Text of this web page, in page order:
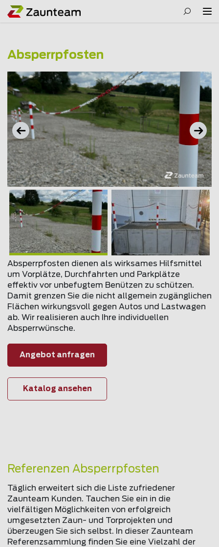
Absperrpfosten
Absperrpfosten dienen als wirksames Hilfsmittel
um Vorplätze, Durchfahrten und Parkplätze
effektiv vor unbefugtem Benützen zu schützen.
Damit grenzen Sie die nicht allgemein zugänglichen
Flächen wirkungsvoll gegen Autos und Lastwagen
ab. Wir realisieren auch Ihre individuellen
Absperrwünsche.
Angebot anfragen
Katalog ansehen
Referenzen Absperrpfosten
Täglich erweitert sich die Liste zufriedener
Zaunteam Kunden. Tauchen Sie ein in die
vielfältigen Möglichkeiten von erfolgreich
umgesetzten Zaun- und Torprojekten und
überzeugen Sie sich selbst. In dieser Zaunteam
Referenzsammlung finden Sie eine Vielzahl der